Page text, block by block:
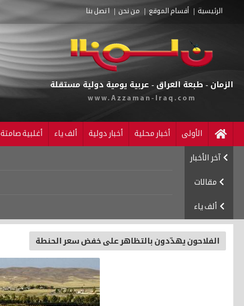
الرئيسية أقسام الموقع من نحن اتصل بنا
الزمان - طبعة العراق - عربية يومية دولية مستقلة
www.Azzaman-Iraq.com
الأولى أخبار محلية أخبار دولية ألف ياء أغلبية صامتة
آخر الأخبار
مقالات
ألف ياء
الفلاحون يهدّدون بالتظاهر على خفض سعر الحنطة